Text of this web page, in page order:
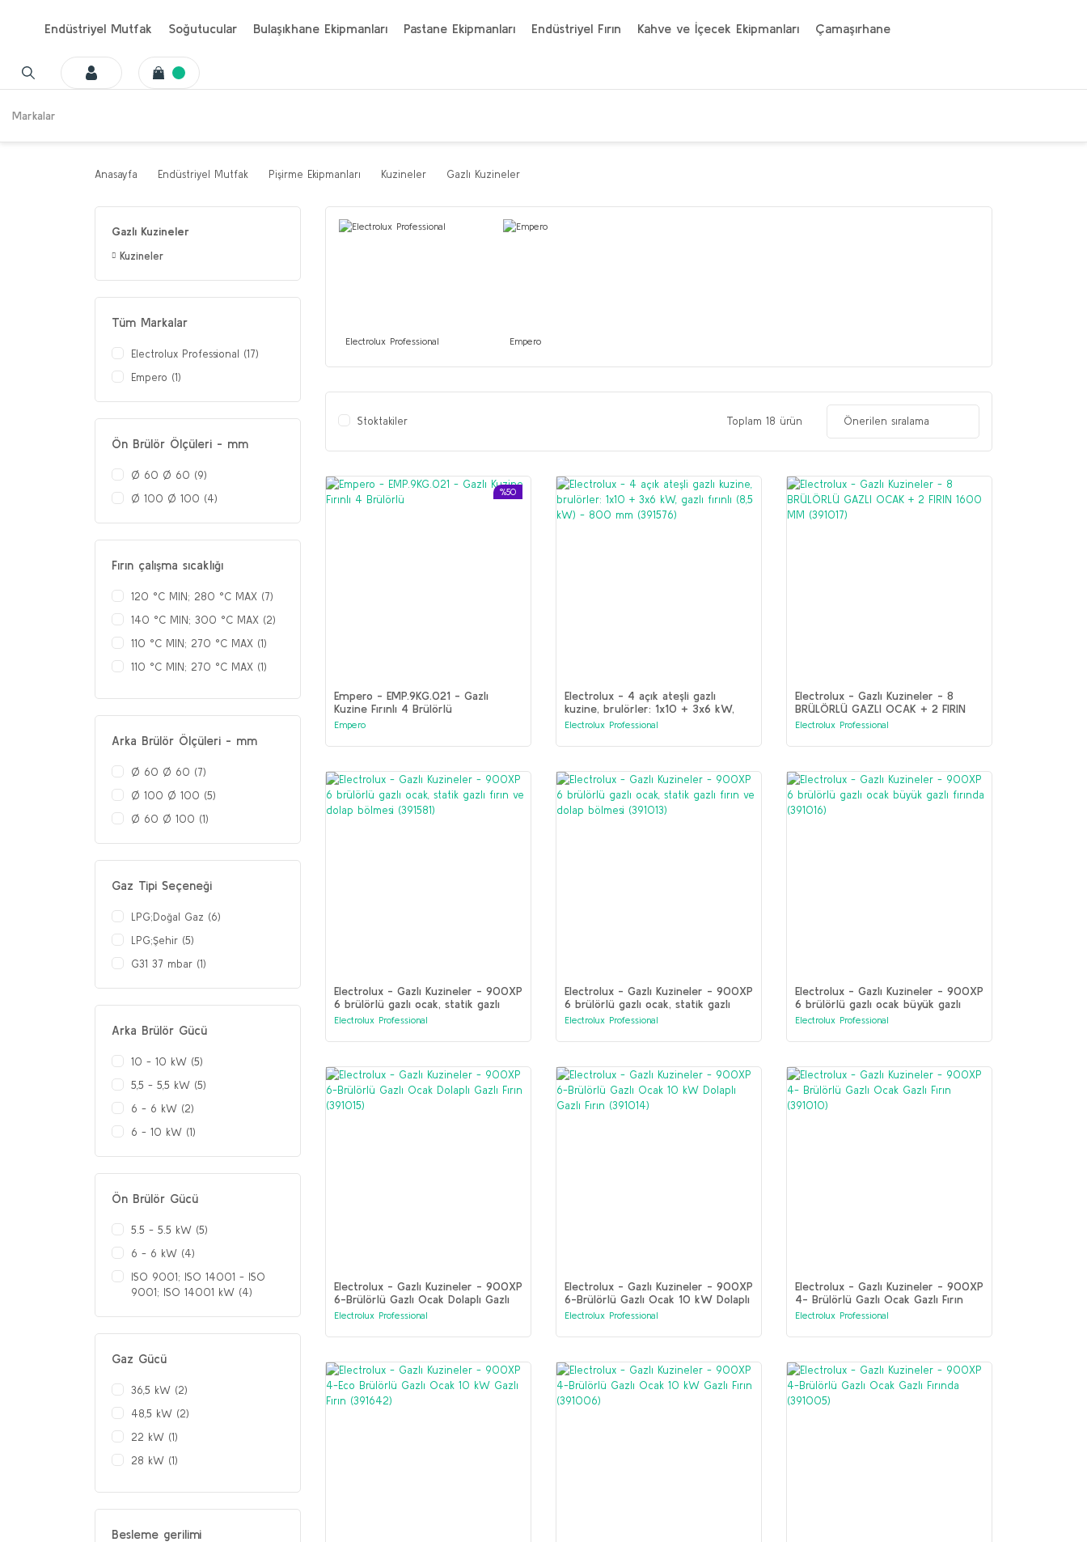
Endüstriyel Mutfak Soğutucular Bulaşıkhane Ekipmanları Pastane Ekipmanları Endüstriyel Fırın Kahve ve İçecek Ekipmanları Çamaşırhane
Markalar
Anasayfa Endüstriyel Mutfak Pişirme Ekipmanları Kuzineler Gazlı Kuzineler
Gazlı Kuzineler
Kuzineler
Tüm Markalar
Electrolux Professional (17)
Empero (1)
Ön Brülör Ölçüleri - mm
Ø 60 Ø 60 (9)
Ø 100 Ø 100 (4)
Fırın çalışma sıcaklığı
120 °C MIN; 280 °C MAX (7)
140 °C MIN; 300 °C MAX (2)
110 °C MIN; 270 °C MAX (1)
110 °C MIN; 270 °C MAX (1)
120 °C MIN; 270 °C MAX (1)
Arka Brülör Ölçüleri - mm
Ø 60 Ø 60 (7)
Ø 100 Ø 100 (5)
Ø 60 Ø 100 (1)
Gaz Tipi Seçeneği
LPG;Doğal Gaz (6)
LPG;Şehir (5)
G31 37 mbar (1)
Arka Brülör Gücü
10 - 10 kW (5)
5,5 - 5,5 kW (5)
6 - 6 kW (2)
6 - 10 kW (1)
Ön Brülör Gücü
5.5 - 5.5 kW (5)
6 - 6 kW (4)
ISO 9001; ISO 14001 - ISO
9001; ISO 14001 kW (4)
Gaz Gücü
36,5 kW (2)
48,5 kW (2)
22 kW (1)
28 kW (1)
33 kW (1)
39 kW (1)
Besleme gerilimi
Electrolux Professional Empero
Stoktakiler Toplam 18 ürün
%50
Empero - EMP.9KG.021 - Gazlı
Kuzine Fırınlı 4 Brülörlü
Empero
Electrolux - 4 açık ateşli gazlı
kuzine, brulörler: 1x10 + 3x6 kW,
gazlı fırınlı (8,5 kW) - 800 mm
Electrolux Professional
Electrolux - Gazlı Kuzineler - 8
BRÜLÖRLÜ GAZLI OCAK + 2 FIRIN
1600 MM (391017)
Electrolux Professional
Electrolux - Gazlı Kuzineler - 900XP
6 brülörlü gazlı ocak, statik gazlı
fırın ve dolap bölmesi (391581)
Electrolux Professional
Electrolux - Gazlı Kuzineler - 900XP
6 brülörlü gazlı ocak, statik gazlı
fırın ve dolap bölmesi (391013)
Electrolux Professional
Electrolux - Gazlı Kuzineler - 900XP
6 brülörlü gazlı ocak büyük gazlı
fırında (391016)
Electrolux Professional
Electrolux - Gazlı Kuzineler - 900XP
6-Brülörlü Gazlı Ocak Dolaplı Gazlı
Fırın (391015)
Electrolux Professional
Electrolux - Gazlı Kuzineler - 900XP
6-Brülörlü Gazlı Ocak 10 kW Dolaplı
Gazlı Fırın (391014)
Electrolux Professional
Electrolux - Gazlı Kuzineler - 900XP
4- Brülörlü Gazlı Ocak Gazlı Fırın
(391010)
Electrolux Professional